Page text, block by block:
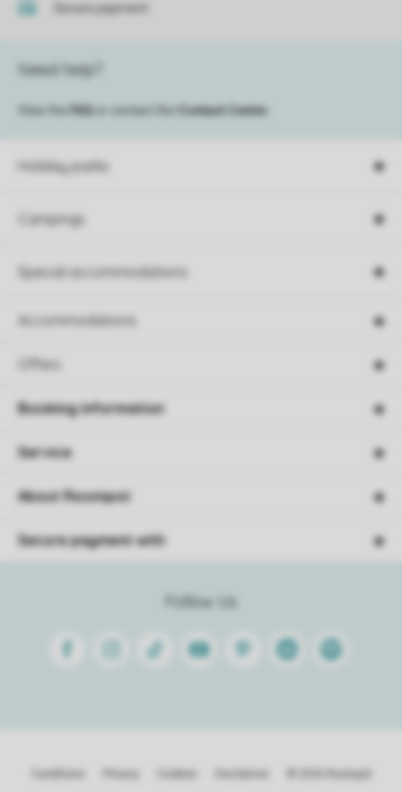
Secure payment
Holiday parks
Campings
Special accommodations
Accommodations
Offers
Need help?
View the FAQ or contact the Contact Center
Follow Us
FacebookInstagram
Tiktok Youtube PinterestLinkedinSpotify
Booking information
Service
About Roompot
Secure payment with